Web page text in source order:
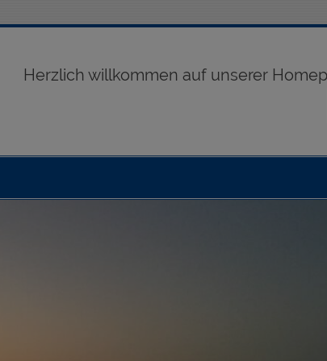
Herzlich willkommen auf unserer